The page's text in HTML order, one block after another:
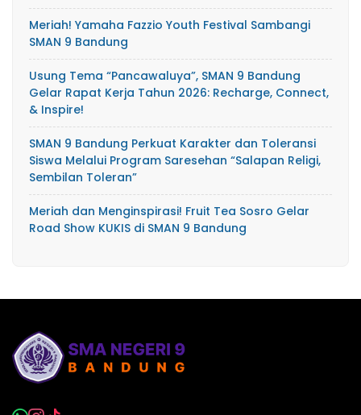
Meriah! Yamaha Fazzio Youth Festival Sambangi
SMAN 9 Bandung
Usung Tema “Pancawaluya”, SMAN 9 Bandung
Gelar Rapat Kerja Tahun 2026: Recharge, Connect,
& Inspire!
SMAN 9 Bandung Perkuat Karakter dan Toleransi
Siswa Melalui Program Saresehan “Salapan Religi,
Sembilan Toleran”
Meriah dan Menginspirasi! Fruit Tea Sosro Gelar
Road Show KUKIS di SMAN 9 Bandung